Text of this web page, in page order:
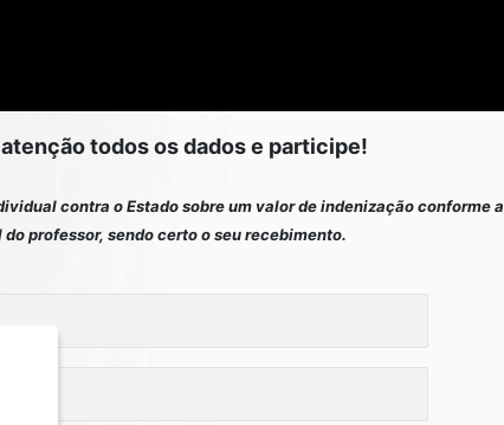
todos os dados e participe!
contra o Estado sobre um valor de indenização conforme a
professor, sendo certo o seu recebimento.